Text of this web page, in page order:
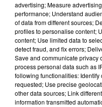
Pour tout connaître
advertising; Measure
performance; Understand
of data from different sources;
profiles to personalise content;
content; Use limited data to
detect fraud, and fix errors;
Save and communicate privacy
process personal data such as
following functionalities:
requested; Use precise
other data sources; Link
information transmitted